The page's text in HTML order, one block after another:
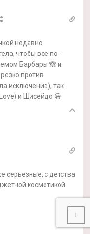
недавно
чтобы все по-
Барбары 🙈 и
против
исключение), так
и Шисейдо 😀
серьезные, с детства
косметикой
↓